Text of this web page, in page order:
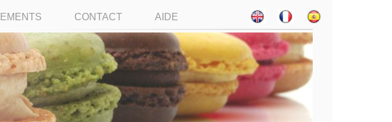
CONTACT AIDE